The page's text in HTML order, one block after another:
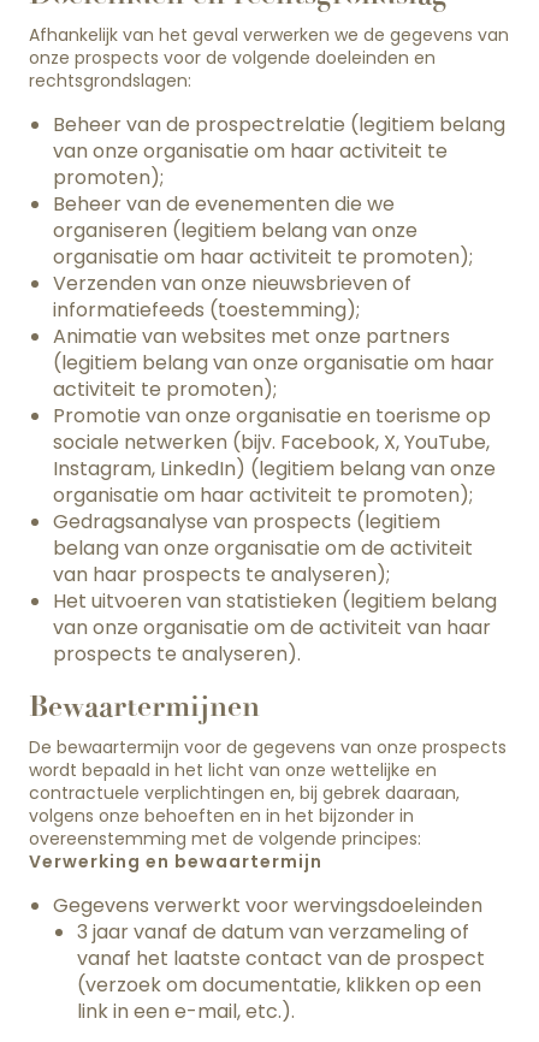
Afhankelijk van het geval verwerken we de gegevens van
onze prospects voor de volgende doeleinden en
rechtsgrondslagen:
Beheer van de prospectrelatie (legitiem belang
van onze organisatie om haar activiteit te
promoten);
Beheer van de evenementen die we
organiseren (legitiem belang van onze
organisatie om haar activiteit te promoten);
Verzenden van onze nieuwsbrieven of
informatiefeeds (toestemming);
Animatie van websites met onze partners
(legitiem belang van onze organisatie om haar
activiteit te promoten);
Promotie van onze organisatie en toerisme op
sociale netwerken (bijv. Facebook, X, YouTube,
Instagram, LinkedIn) (legitiem belang van onze
organisatie om haar activiteit te promoten);
Gedragsanalyse van prospects (legitiem
belang van onze organisatie om de activiteit
van haar prospects te analyseren);
Het uitvoeren van statistieken (legitiem belang
van onze organisatie om de activiteit van haar
prospects te analyseren).
Bewaartermijnen
De bewaartermijn voor de gegevens van onze prospects
wordt bepaald in het licht van onze wettelijke en
contractuele verplichtingen en, bij gebrek daaraan,
volgens onze behoeften en in het bijzonder in
overeenstemming met de volgende principes:
Verwerking en bewaartermijn
Gegevens verwerkt voor wervingsdoeleinden
3 jaar vanaf de datum van verzameling of
vanaf het laatste contact van de prospect
(verzoek om documentatie, klikken op een
link in een e-mail, etc.).